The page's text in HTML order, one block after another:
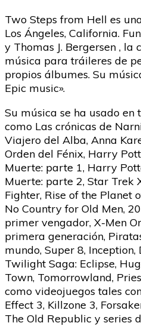
Two Steps from Hell es
Los Ángeles, California.
y Thomas J. Bergersen , la
música para tráileres de
propios álbumes. Su
Epic music».
Su música se ha usado
como Las crónicas de
Viajero del Alba, Anna
Orden del Fénix, Harry
Muerte: parte 1, Harry
Muerte: parte 2, Star Trek
Fighter, Rise of the Planet
No Country for Old Men,
primer vengador, X-Men
primera generación,
mundo, Super 8,
Twilight Saga: Eclipse,
Town, Tomorrowland,
como videojuegos tales
Effect 3, Killzone 3,
The Old Republic y series